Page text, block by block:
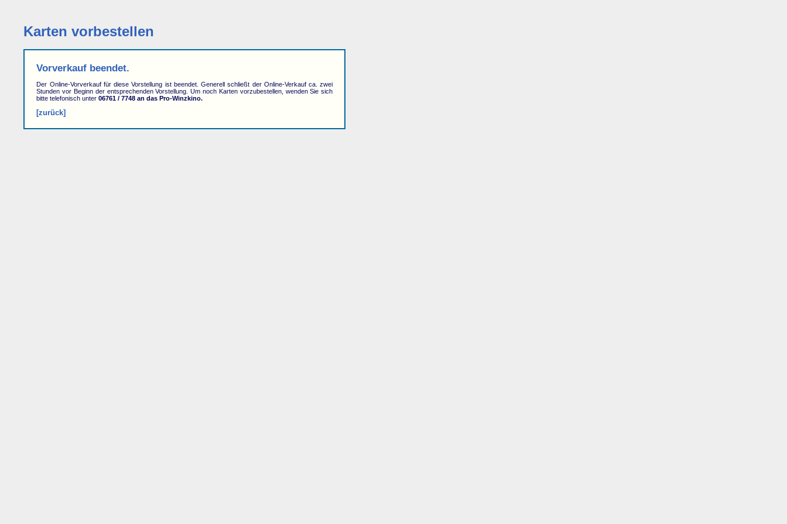
Karten vorbestellen
Vorverkauf beendet.
Der Online-Vorverkauf für diese Vorstellung ist beendet. Generell schließt der Online-Verkauf ca. zwei
Stunden vor Beginn der entsprechenden Vorstellung. Um noch Karten vorzubestellen, wenden Sie sich
bitte telefonisch unter06761 / 7748 an das Pro-Winzkino.
[zurück]